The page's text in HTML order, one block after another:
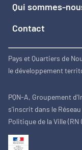
Qui sommes-
Contact
Pays et Quartiers de
le développement
PQN-A, Groupement
s'inscrit dans le
Politique de la Ville (RN